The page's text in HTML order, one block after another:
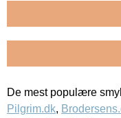
De mest populære
Pilgrim.dk,